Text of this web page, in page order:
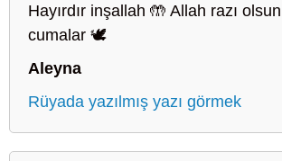
Hayırdır inşallah 🤲 Allah razı
cumalar 🕊️
Aleyna
Rüyada yazılmış yazı görmek